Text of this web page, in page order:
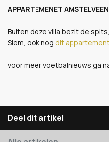
APPARTEMENET AMSTELVEEN
Buiten deze villa bezit de
Siem, ook nog dit
voor meer voetbalnieuws ga
Deel dit artikel